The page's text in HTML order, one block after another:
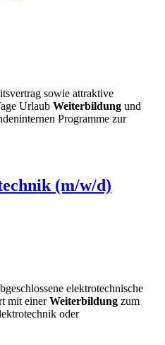
sowie attraktive
Urlaub Weiterbildung und
Programme zur
(m/w/d)
elektrotechnische
mit einerWeiterbildung zum
oder